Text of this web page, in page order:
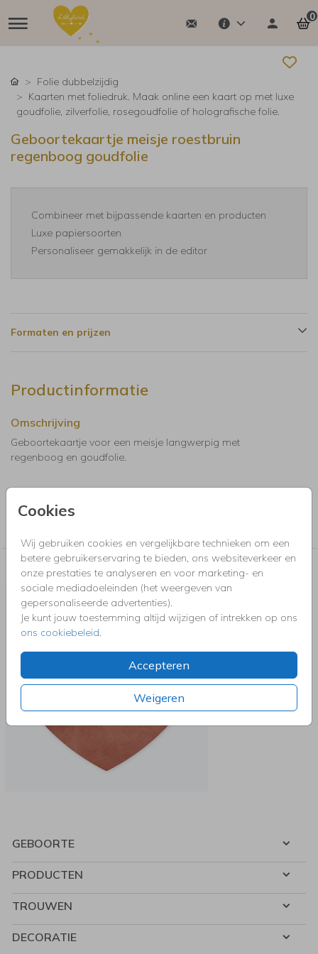
0
Cookies
Wij gebruiken cookies en vergelijkbare technieken om een
betere gebruikerservaring te bieden, ons websiteverkeer en
onze prestaties te analyseren en voor marketing- en
sociale mediadoeleinden (het weergeven van
gepersonaliseerde advertenties).
Je kunt jouw toestemming altijd wijzigen of intrekken op ons
ons cookiebeleid.
Accepteren
Weigeren
Folie dubbelzijdig
Kaarten met foliedruk. Maak online een kaart op met luxe
goudfolie, zilverfolie, rosegoudfolie of holografische folie.
Geboortekaartje meisje roestbruin
regenboog goudfolie
Combineer met bijpassende kaarten en producten
Luxe papiersoorten
Personaliseer gemakkelijk in de editor
Formaten en prijzen
Productinformatie
Omschrijving
Geboortekaartje voor een meisje langwerpig met
regenboog en goudfolie.
Kaarten met foliedruk. Maak online een kaart op met luxe
Nog meer in deze stijl voor jou
GEBOORTE
PRODUCTEN
TROUWEN
DECORATIE